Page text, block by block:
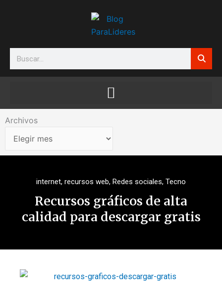
Search
Archivos
Archivos
internet, recursos web, Redes sociales, Tecno
Recursos gráficos de alta
calidad para descargar gratis